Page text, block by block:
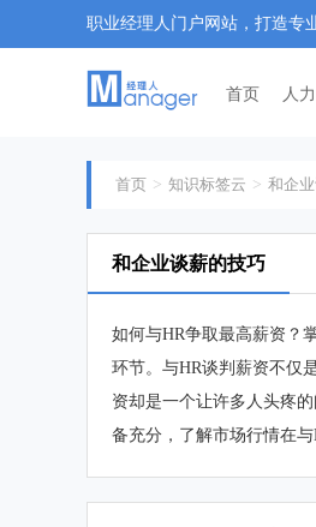
职业经理人门户网站，打造专
首页 人
首页 知识标签云 和企
和企业谈薪的技巧
如何与HR争取最高薪资？
环节。与HR谈判薪资不仅
资却是一个让许多人头疼
备充分，了解市场行情在